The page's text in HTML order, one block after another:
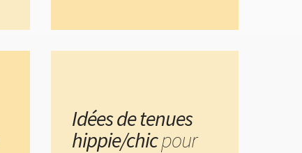
Idées de tenues
hippie/chicpour